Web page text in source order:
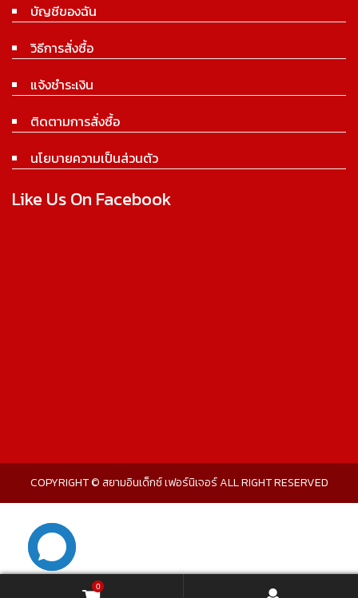
บัญชีของฉัน
วิธีการสั่งซื้อ
แจ้งชำระเงิน
ติดตามการสั่งซื้อ
นโยบายความเป็นส่วนตัว
Like Us On Facebook
COPYRIGHT © สยามอินเด็กซ์ เฟอร์นิเจอร์ ALL RIGHT RESERVED
0